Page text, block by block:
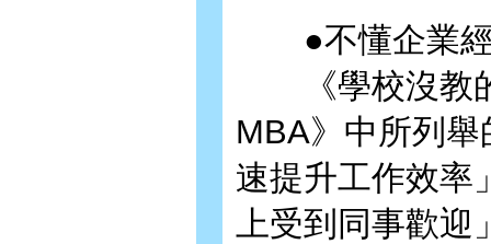
●不懂企業經
《學校沒教的
MBA》中所列
速提升工作效率
上受到同事歡迎